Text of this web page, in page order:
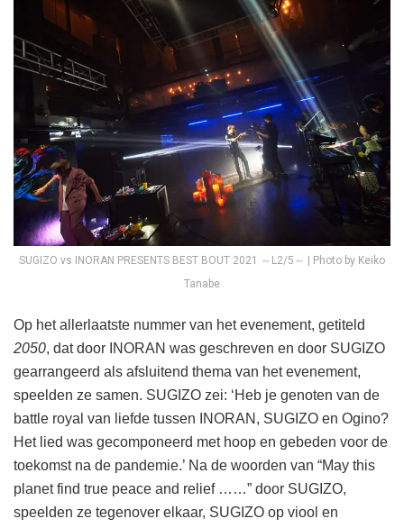
SUGIZO vs INORAN PRESENTS BEST BOUT 2021 ～L2/5～ | Photo by Keiko
Tanabe
Op het allerlaatste nummer van het evenement, getiteld
2050, dat door INORAN was geschreven en door SUGIZO
gearrangeerd als afsluitend thema van het evenement,
speelden ze samen. SUGIZO zei: ‘Heb je genoten van de
battle royal van liefde tussen INORAN, SUGIZO en Ogino?
Het lied was gecomponeerd met hoop en gebeden voor de
toekomst na de pandemie.’ Na de woorden van “May this
planet find true peace and relief ……” door SUGIZO,
speelden ze tegenover elkaar, SUGIZO op viool en